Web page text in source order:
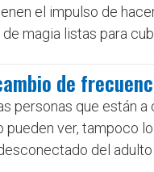
el impulso de
magia listas para
de
personas que están
ver, tampoco
del adulto